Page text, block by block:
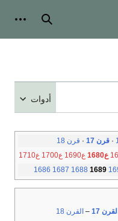
بحث
أدوات
· قرن 17 · قرن 18
ع1680 ع1690 ع1700 ع1710
1686 1687 1688 1689
17
– القرن 18